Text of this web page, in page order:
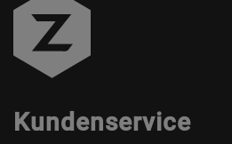
Kundenservice